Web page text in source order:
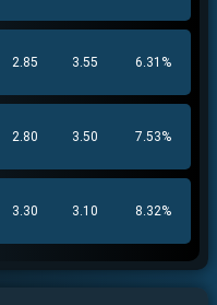
2.85 3.55 6.31%
2.80 3.50 7.53%
3.30 3.10 8.32%